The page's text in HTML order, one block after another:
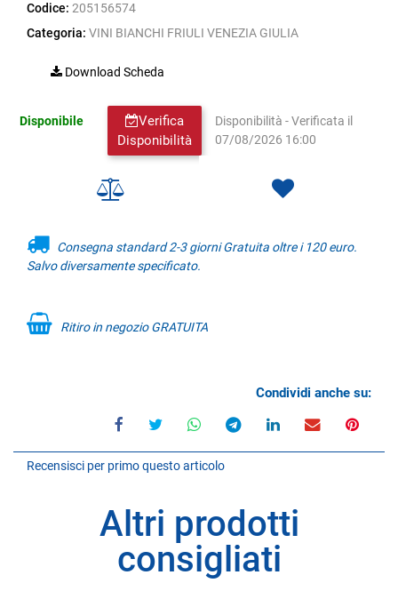
Codice: 205156574
Categoria: VINI BIANCHI FRIULI VENEZIA GIULIA
Download Scheda
Verifica
Disponibilità
Disponibile
Disponibilità - Verificata il
07/08/2026 16:00
Consegna standard 2-3 giorni Gratuita oltre i 120 euro.
Salvo diversamente specificato.
Ritiro in negozio GRATUITA
Condividi anche su:
Recensisci per primo questo articolo
Altri prodotti
consigliati